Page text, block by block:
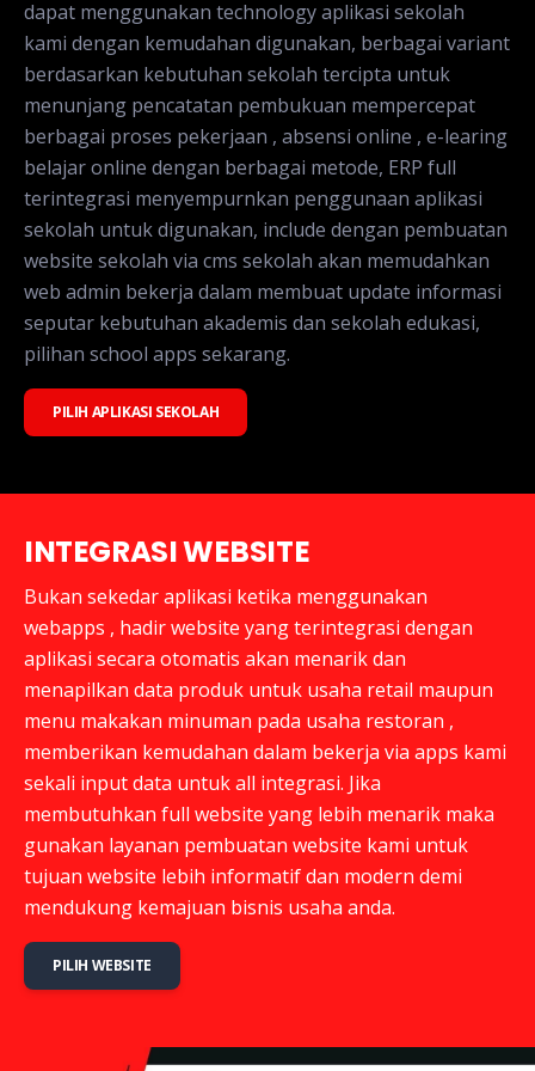
dapat menggunakan technology aplikasi sekolah
kami dengan kemudahan digunakan, berbagai variant
berdasarkan kebutuhan sekolah tercipta untuk
menunjang pencatatan pembukuan mempercepat
berbagai proses pekerjaan , absensi online , e-learing
belajar online dengan berbagai metode, ERP full
terintegrasi menyempurnkan penggunaan aplikasi
sekolah untuk digunakan, include dengan pembuatan
website sekolah via cms sekolah akan memudahkan
web admin bekerja dalam membuat update informasi
seputar kebutuhan akademis dan sekolah edukasi,
pilihan school apps sekarang.
PILIH APLIKASI SEKOLAH
INTEGRASI WEBSITE
Bukan sekedar aplikasi ketika menggunakan
webapps , hadir website yang terintegrasi dengan
aplikasi secara otomatis akan menarik dan
menapilkan data produk untuk usaha retail maupun
menu makakan minuman pada usaha restoran ,
memberikan kemudahan dalam bekerja via apps kami
sekali input data untuk all integrasi. Jika
membutuhkan full website yang lebih menarik maka
gunakan layanan pembuatan website kami untuk
tujuan website lebih informatif dan modern demi
mendukung kemajuan bisnis usaha anda.
PILIH WEBSITE